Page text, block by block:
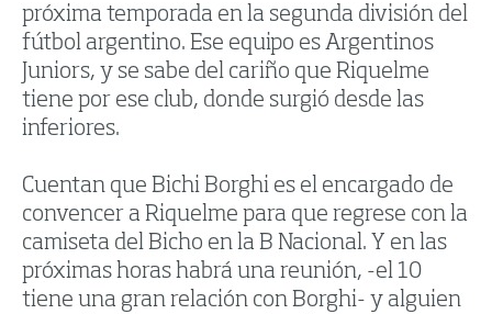
próxima temporada en la segunda división del
fútbol argentino. Ese equipo es Argentinos
Juniors, y se sabe del cariño que Riquelme
tiene por ese club, donde surgió desde las
inferiores.
Cuentan que Bichi Borghi es el encargado de
convencer a Riquelme para que regrese con la
camiseta del Bicho en la B Nacional. Y en las
próximas horas habrá una reunión, -el 10
tiene una gran relación con Borghi- y alguien